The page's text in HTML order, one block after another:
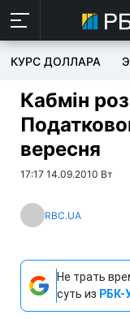
КУРС ДОЛЛАРА
Кабмін
вересня
17:17 14.09.2010 Вт
RBC.UA
Не трать
суть из РБК-